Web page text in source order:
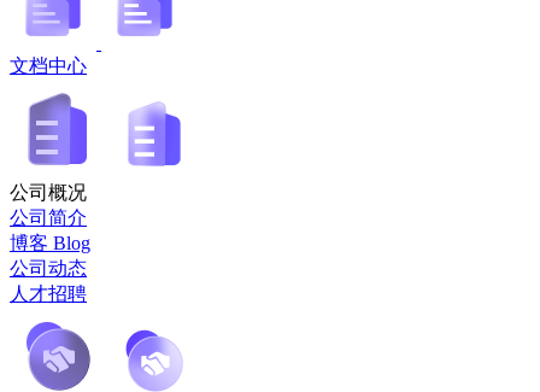
文档中心
公司概况
公司简介
博客 Blog
公司动态
人才招聘